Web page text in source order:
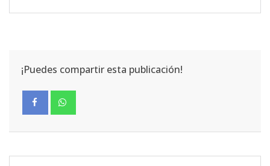
¡Puedes compartir esta publicación!